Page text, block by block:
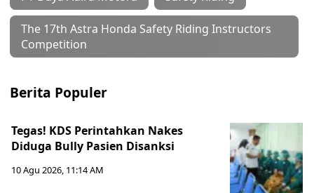
The 17th Astra Honda Safety Riding Instructors
Competition
Berita Populer
Tegas! KDS Perintahkan Nakes
Diduga Bully Pasien Disanksi
10 Agu 2026, 11:14 AM